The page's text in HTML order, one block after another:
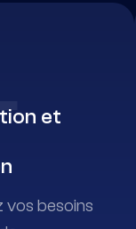
et
besoins